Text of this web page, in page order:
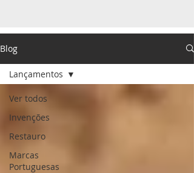
Blog
Ver todos
Invenções
Restauro
Marcas
Portuguesas
Lançamentos